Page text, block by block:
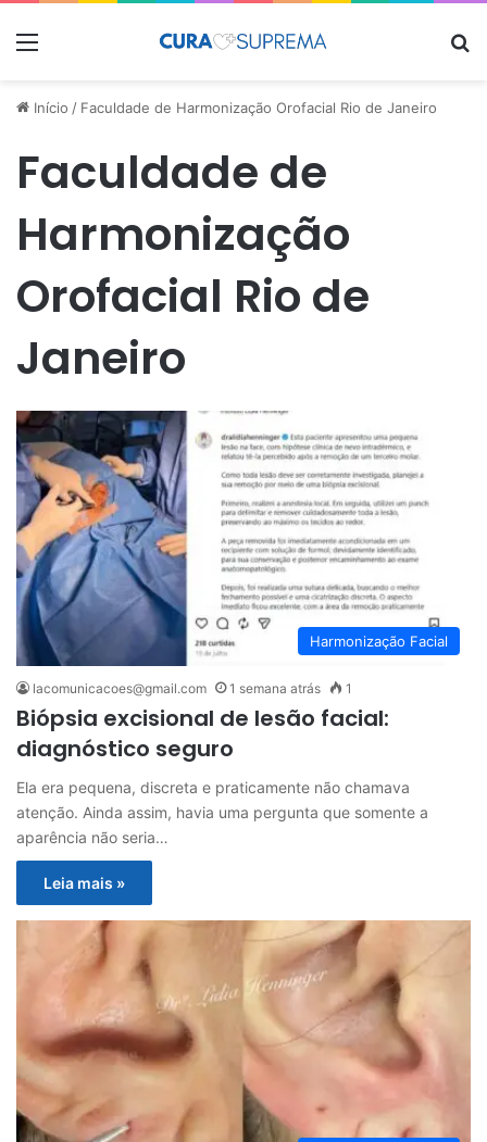
Menu
Início / Faculdade de Harmonização Orofacial Rio de Janeiro
Faculdade de
Harmonização
Orofacial Rio de
Janeiro
Harmonização Facial
lacomunicacoes@gmail.com 1 semana atrás 1
Biópsia excisional de lesão facial:
diagnóstico seguro
Ela era pequena, discreta e praticamente não chamava
atenção. Ainda assim, havia uma pergunta que somente a
aparência não seria…
Leia mais »